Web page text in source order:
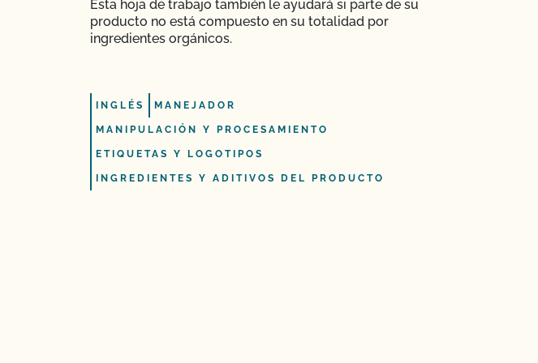
Esta hoja de trabajo también le ayudará si parte de su
producto no está compuesto en su totalidad por
ingredientes orgánicos.
INGLÉS MANEJADOR
MANIPULACIÓN Y PROCESAMIENTO
ETIQUETAS Y LOGOTIPOS
INGREDIENTES Y ADITIVOS DEL PRODUCTO